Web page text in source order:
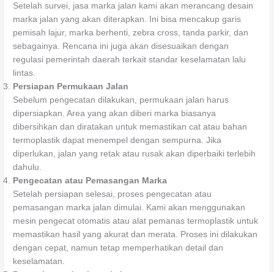
Setelah survei, jasa marka jalan kami akan merancang desain
marka jalan yang akan diterapkan. Ini bisa mencakup garis
pemisah lajur, marka berhenti, zebra cross, tanda parkir, dan
sebagainya. Rencana ini juga akan disesuaikan dengan
regulasi pemerintah daerah terkait standar keselamatan lalu
lintas.
Persiapan Permukaan Jalan
Sebelum pengecatan dilakukan, permukaan jalan harus
dipersiapkan. Area yang akan diberi marka biasanya
dibersihkan dan diratakan untuk memastikan cat atau bahan
termoplastik dapat menempel dengan sempurna. Jika
diperlukan, jalan yang retak atau rusak akan diperbaiki terlebih
dahulu.
Pengecatan atau Pemasangan Marka
Setelah persiapan selesai, proses pengecatan atau
pemasangan marka jalan dimulai. Kami akan menggunakan
mesin pengecat otomatis atau alat pemanas termoplastik untuk
memastikan hasil yang akurat dan merata. Proses ini dilakukan
dengan cepat, namun tetap memperhatikan detail dan
keselamatan.